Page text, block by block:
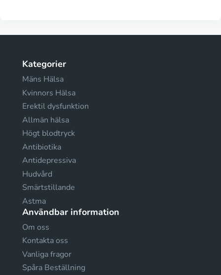
Kategorier
Mäns Hälsa
Kvinnors Hälsa
Erektil dysfunktion
Allmän hälsa
Högt blodtryck
Antibiotika
Antidepressiva
Hudvård
Smärtstillande
Astma
Användbar information
Om oss
Kontakta oss
Vanliga fragor
Spåra Beställning